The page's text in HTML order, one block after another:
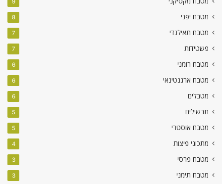
9
מטבח יפני 8
מטבח תאילנדי 7
פשטידות 7
מטבח רומני 6
מטבח ארגנטינאי 6
מטבלים 6
תבשילים 5
מטבח אוסטרי 5
מתכוני פיצות 4
מטבח פרסי 3
מטבח תימני 3